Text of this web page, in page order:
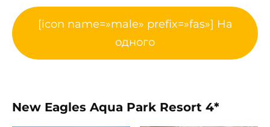
[icon name=»male» prefix=»fas»] На
одного
New Eagles Aqua Park Resort 4*